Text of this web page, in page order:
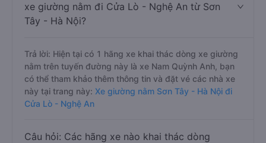
xe giường nằm đi Cửa Lò - Nghệ An từ Sơn
Tây - Hà Nội?
Trả lời: Hiện tại có 1 hãng xe khai thác dòng xe giường
nằm trên tuyến đường này là xe Nam Quỳnh Anh, bạn
có thể tham khảo thêm thông tin và đặt vé các nhà xe
này tại trang này: Xe giường nằm Sơn Tây - Hà Nội đi
Cửa Lò - Nghệ An
Câu hỏi: Các hãng xe nào khai thác dòng